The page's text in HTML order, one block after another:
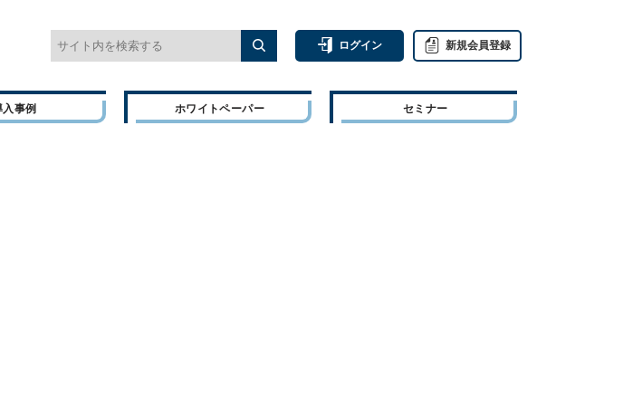
ログイン 新規会員登録
入事例 ホワイトペーパー セミナー